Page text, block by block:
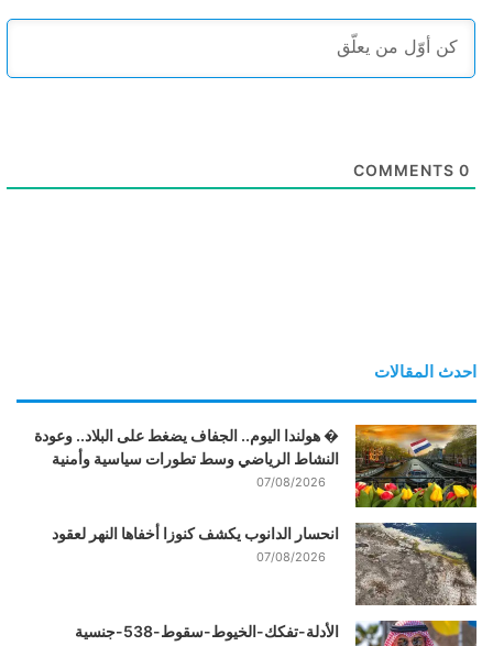
0
احدث المقالات
� هولندا اليوم.. الجفاف يضغط على البلاد.. وعودة
النشاط الرياضي وسط تطورات سياسية وأمنية
07/08/2026
انحسار الدانوب يكشف كنوزا أخفاها النهر لعقود
07/08/2026
الأدلة-تفكك-الخيوط-سقوط-538-جنسية